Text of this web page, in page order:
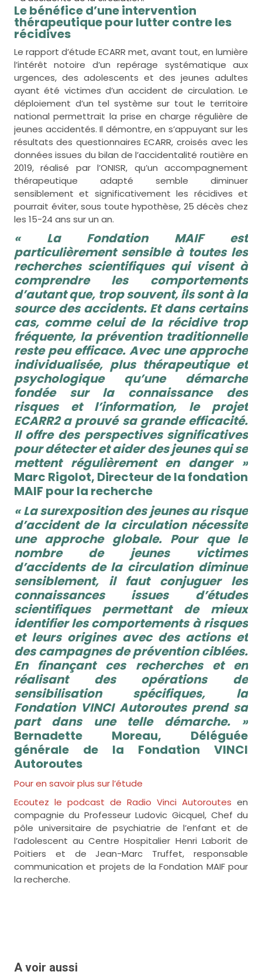
Le bénéfice d’une intervention
thérapeutique pour lutter contre les
récidives
Le rapport d’étude ECARR met, avant tout, en lumière
l’intérêt notoire d’un repérage systématique aux
urgences, des adolescents et des jeunes adultes
ayant été victimes d’un accident de circulation. Le
déploiement d’un tel système sur tout le territoire
national permettrait la prise en charge régulière de
jeunes accidentés. Il démontre, en s’appuyant sur les
résultats des questionnaires ECARR, croisés avec les
données issues du bilan de l’accidentalité routière en
2019, réalisé par l’ONISR, qu’un accompagnement
thérapeutique adapté semble diminuer
sensiblement et significativement les récidives et
pourrait éviter, sous toute hypothèse, 25 décès chez
les 15-24 ans sur un an.
« La Fondation MAIF est
particulièrement sensible à toutes les
recherches scientifiques qui visent à
comprendre les comportements
d’autant que, trop souvent, ils sont à la
source des accidents. Et dans certains
cas, comme celui de la récidive trop
fréquente, la prévention traditionnelle
reste peu efficace. Avec une approche
individualisée, plus thérapeutique et
psychologique qu’une démarche
fondée sur la connaissance des
risques et l’information, le projet
ECARR2 a prouvé sa grande efficacité.
Il offre des perspectives significatives
pour détecter et aider des jeunes qui se
mettent régulièrement en danger »
Marc Rigolot, Directeur de la fondation
MAIF pour la recherche
« La surexposition des jeunes au risque
d’accident de la circulation nécessite
une approche globale. Pour que le
nombre de jeunes
victimes
d’accidents de la circulation diminue
sensiblement, il faut conjuguer les
connaissances issues d’études
scientifiques permettant de mieux
identifier les comportements à risques
et leurs origines avec des actions et
des campagnes de préventionciblées.
En finançant ces recherches et en
réalisant des opérations de
sensibilisation spécifiques, la
Fondation VINCI Autoroutes prend sa
part dans une telle démarche. »
Bernadette Moreau, Déléguée
générale de la Fondation VINCI
Autoroutes
Pour en savoir plus sur l’étude
Ecoutez le podcast de Radio Vinci Autoroutes en
compagnie du Professeur Ludovic Gicquel, Chef du
pôle universitaire de psychiatrie de l’enfant et de
l’adolescent au Centre Hospitalier Henri Laborit de
Poitiers et de Jean-Marc Truffet, responsable
communication et projets de la Fondation MAIF pour
la recherche.
A voir aussi